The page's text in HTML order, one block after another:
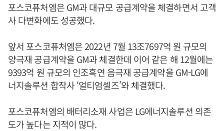
포스코퓨처엠은 GM과 대규모 공급계약을 체결하면서 고객
사 다변화에도 성공했다.
앞서 포스코퓨처엠은 2022년 7월 13조7697억 원 규모의
양극재 공급계약을 GM과 체결한데 이어 같은 해 12월에는
9393억 원 규모의 인조흑연 음극재 공급계약을 GM-LG에
너지솔루션 합작사 ‘얼티엄셀즈’와 체결했다.
포스코퓨처엠의 배터리소재 사업은 LG에너지솔루션 의존
도가 높다는 지적이 많다.